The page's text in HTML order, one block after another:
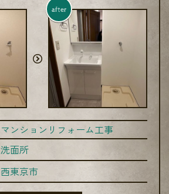
after
マンションリフォーム工事
洗面所
西東京市